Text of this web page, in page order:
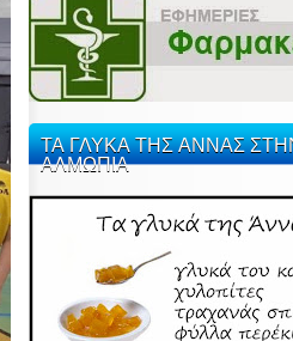
ΤΑ ΓΛΥΚΑ ΤΗΣ ΑΝΝΑΣ
ΑΛΜΩΠΙΑ